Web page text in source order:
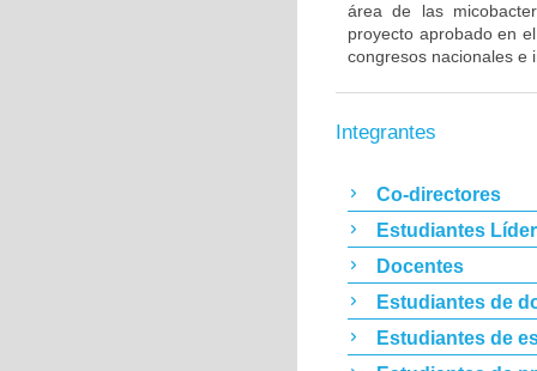
área de las
proyecto aprobado en
congresos nacionales e
Integrantes
Co-directores
Estudiantes
Docentes
Estudiantes de
Estudiantes de